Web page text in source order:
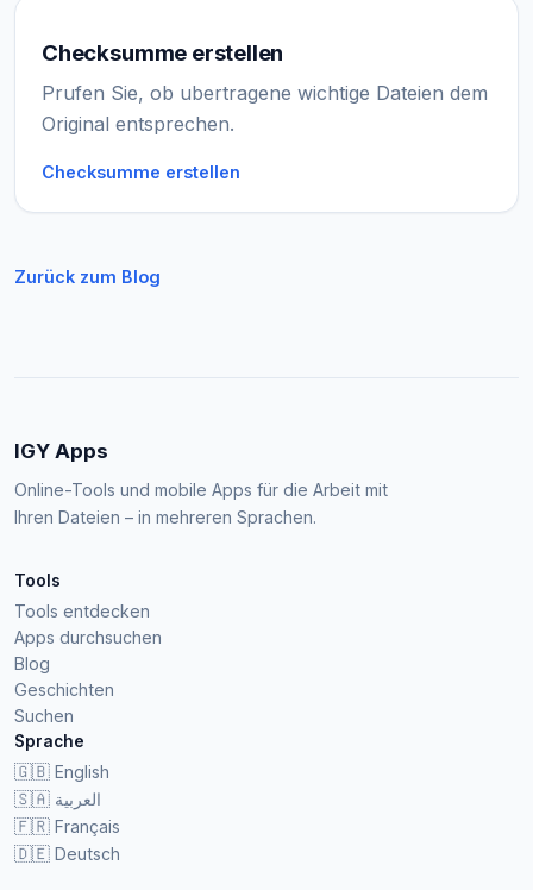
Checksumme erstellen
Prufen Sie, ob ubertragene wichtige Dateien dem
Original entsprechen.
Checksumme erstellen
Zurück zum Blog
IGY Apps
Online-Tools und mobile Apps für die Arbeit mit
Ihren Dateien – in mehreren Sprachen.
Tools
Tools entdecken
Apps durchsuchen
Blog
Geschichten
Suchen
Sprache
🇬🇧 English
🇸🇦 العربية
🇫🇷 Français
🇩🇪 Deutsch